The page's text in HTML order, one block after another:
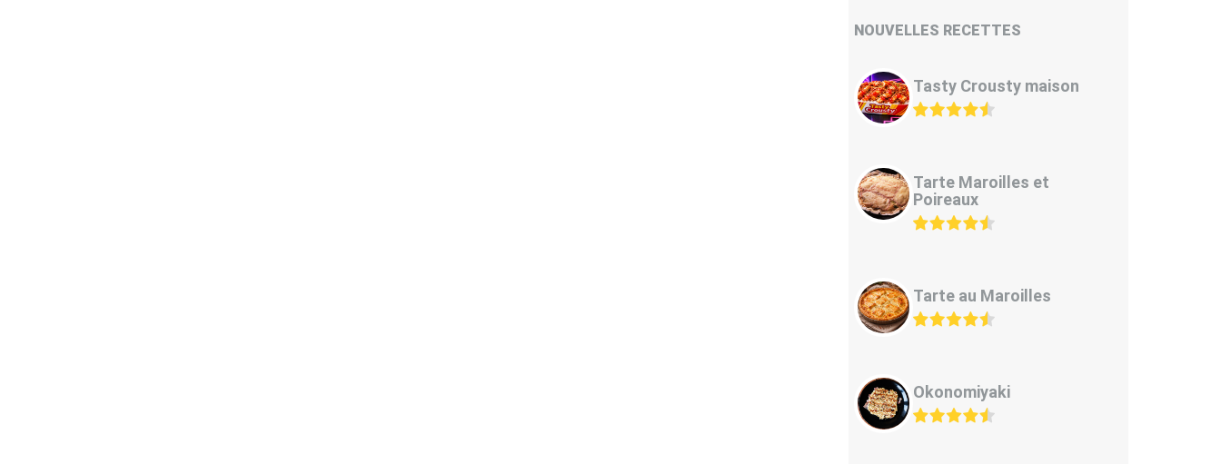
NOUVELLES RECETTES
Tasty Crousty maison
Tarte Maroilles et
Poireaux
Tarte au Maroilles
Okonomiyaki